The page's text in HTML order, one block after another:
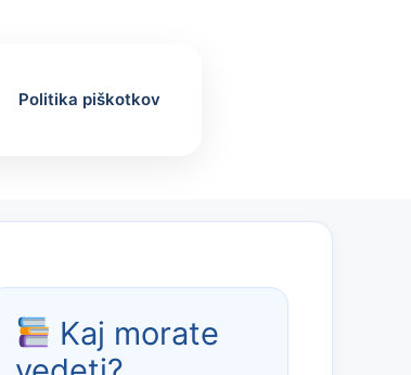
Politika piškotkov
Kaj morate